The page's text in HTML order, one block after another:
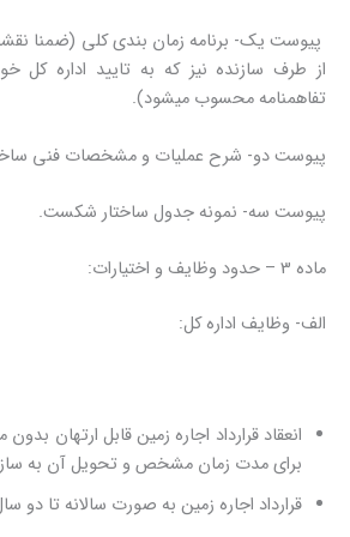
پیوست یک- برنامه زمان بندی کلی (ضمنا
از طرف سازنده نیز که به تایید اداره کل
تفاهمنامه محسوب میشود).
پیوست دو- شرح عملیات و مشخصات فنی
پیوست سه- نمونه جدول ساختار شکست.
ماده 3 – حدود وظایف و اختیارات:
الف- وظایف اداره کل:
انعقاد قرارداد اجاره زمین قابل ارتهان
برای مدت زمان مشخص و تحویل آن به
قرارداد اجاره زمین به صورت سالانه تا دو